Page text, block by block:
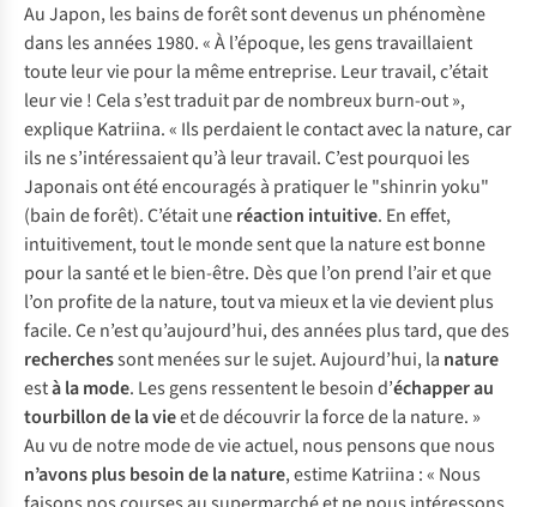
Au Japon, les bains de forêt sont devenus un phénomène
dans les années 1980. « À l’époque, les gens travaillaient
toute leur vie pour la même entreprise. Leur travail, c’était
leur vie ! Cela s’est traduit par de nombreux burn-out »,
explique Katriina. « Ils perdaient le contact avec la nature, car
ils ne s’intéressaient qu’à leur travail. C’est pourquoi les
Japonais ont été encouragés à pratiquer le "shinrin yoku"
(bain de forêt). C’était uneréaction intuitive. En effet,
intuitivement, tout le monde sent que la nature est bonne
pour la santé et le bien-être. Dès que l’on prend l’air et que
l’on profite de la nature, tout va mieux et la vie devient plus
facile. Ce n’est qu’aujourd’hui, des années plus tard, que des
recherchessont menées sur le sujet. Aujourd’hui, la nature
està la mode. Les gens ressentent le besoin d’échapper au
tourbillon de la vieet de découvrir la force de la nature. »
Au vu de notre mode de vie actuel, nous pensons que nous
n’avons plus besoin de la nature, estime Katriina : « Nous